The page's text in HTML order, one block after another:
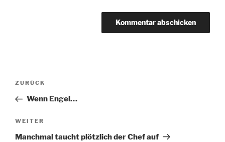
Beitragsnavigation
Vorheriger
Beitrag
ZURÜCK
Wenn Engel…
Nächster
Beitrag
WEITER
Manchmal taucht plötzlich der Chef auf